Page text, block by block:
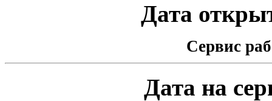
Дата
Сервис
Дата на